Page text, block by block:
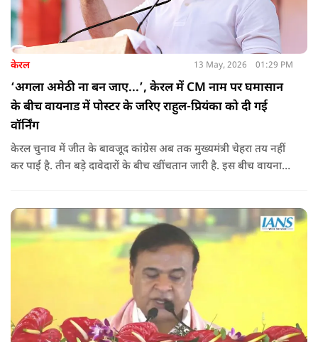
केरल 13 May, 2026 01:29 PM
‘अगला अमेठी ना बन जाए...’, केरल में CM नाम पर घमासान
के बीच वायनाड में पोस्टर के जरिए राहुल-प्रियंका को दी गई
वॉर्निंग
केरल चुनाव में जीत के बावजूद कांग्रेस अब तक मुख्यमंत्री चेहरा तय नहीं
कर पाई है. तीन बड़े दावेदारों के बीच खींचतान जारी है. इस बीच वायनाड